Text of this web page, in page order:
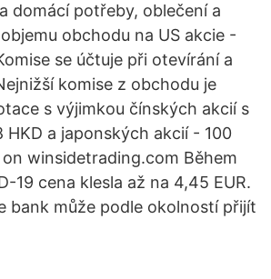
domácí potřeby, oblečení a
obchodu na US akcie -
se účtuje při otevírání a
komise z obchodu je
s výjimkou čínských akcií s
HKD a japonských akcií - 100
on winsidetrading.com Během
19 cena klesla až na 4,45 EUR.
bank může podle okolností přijít